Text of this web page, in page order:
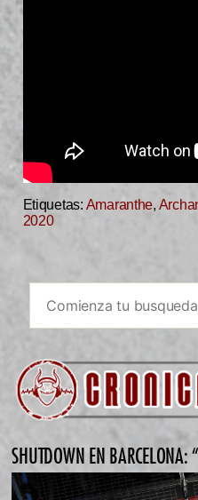
Etiquetas: Amaranthe,
2020
SHUTDOWN EN